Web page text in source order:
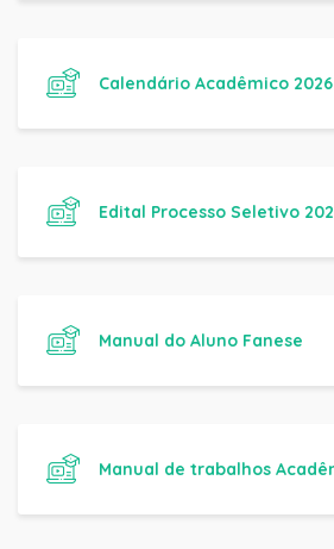
Calendário Acadêmico 2026
Edital Processo Seletivo
Manual do Aluno Fanese
Manual de trabalhos